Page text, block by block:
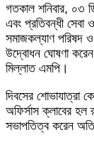
গতকাল শনিবার, ০৩
এবং প্রতিবন্ধী সেবা
সমাজকল্যাণ পরিষদ ও
উদ্বোধন ঘোষণা করেন
মিল্লাত এমপি।
দিবসের শোভাযাত্রা
অফির্সাস ক্লাবের
সভাপতিত্ব করেন